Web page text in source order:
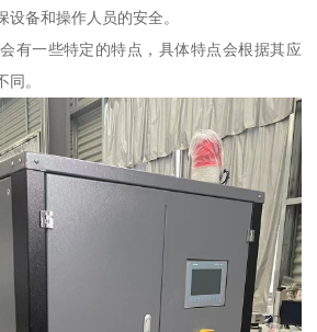
备和操作人员的安全。
有一些特定的特点，具体特点会根据其应
。